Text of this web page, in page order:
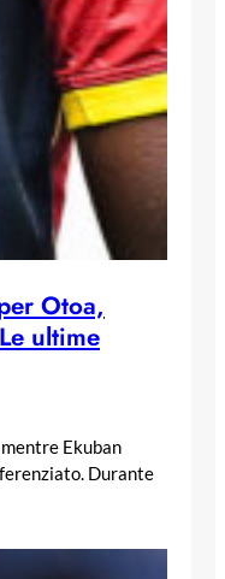
Otoa,
ultime
Ekuban
Durante